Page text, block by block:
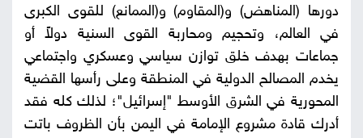
دورها (المناهض) و(المقاوم) و(الممانع) للقوى الكبرى
في العالم، وتحجيم ومحاربة القوى السنية دولاً أو
جماعات بهدف خلق توازن سياسي وعسكري واجتماعي
يخدم المصالح الدولية في المنطقة وعلى رأسها القضية
المحورية في الشرق الأوسط "إسرائيل"؛ لذلك كله فقد
أدرك قادة مشروع الإمامة في اليمن بأن الظروف باتت